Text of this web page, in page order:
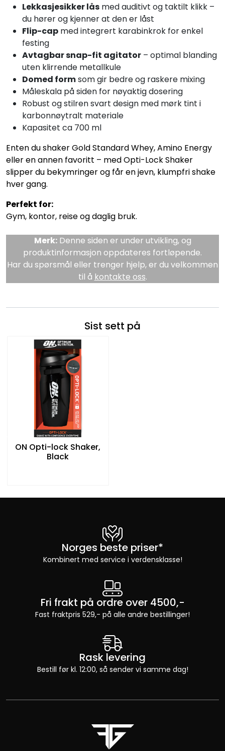
Lekkasjesikker lås med auditivt og taktilt klikk –
du hører og kjenner at den er låst
Flip-cap med integrert karabinkrok for enkel
festing
Avtagbar snap-fit agitator – optimal blanding
uten klirrende metallkule
Domed formsom gir bedre og raskere mixing
Måleskala på siden for nøyaktig dosering
Robust og stilren svart design med mørk tint i
karbonnøytralt materiale
Kapasitet ca 700 ml
Enten du shaker Gold Standard Whey, Amino Energy
eller en annen favoritt – med Opti-Lock Shaker
slipper du bekymringer og får en jevn, klumpfri shake
hver gang.
Perfekt for:
Gym, kontor, reise og daglig bruk.
Merk:Denne siden er under utvikling, og
produktinformasjon oppdateres fortløpende.
Har du spørsmål eller trenger hjelp, er du velkommen
til å kontakte oss.
Sist sett på
ON Opti-lock Shaker,
Black
Norges beste priser*
Kombinert med service i verdensklasse!
Fri frakt på ordre over 4500,-
Fast fraktpris 529,- på alle andre bestillinger!
Rask levering
Bestill før kl. 12:00, så sender vi samme dag!